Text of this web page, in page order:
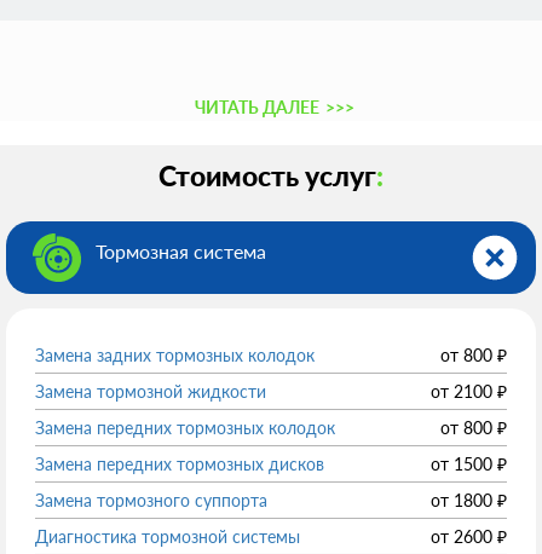
ЧИТАТЬ ДАЛЕЕ >>>
Стоимость услуг:
Тормозная система
Замена задних тормозных колодок от 800 ₽
Замена тормозной жидкости
от 2100 ₽
Замена передних тормозных колодок
от 800 ₽
Замена передних тормозных дисков
от 1500 ₽
Замена тормозного суппорта
от 1800 ₽
Диагностика тормозной системы
от 2600 ₽